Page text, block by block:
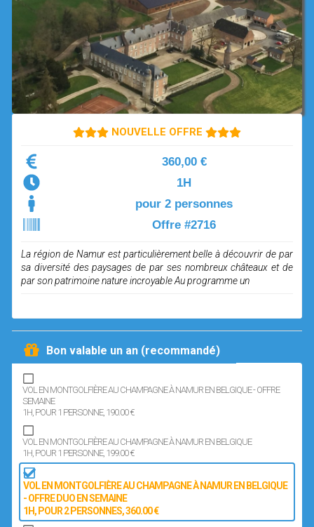
OPEN SUBMENU (SIMULATEUR)
SIMULATEUR
OPEN SUBMENU (DRÔNE)
DRÔNE
NOUVELLE OFFRE
360,00 €
1H
pour 2 personnes
Offre #2716
La région de Namur est particulièrement belle à découvrir de par
sa diversité des paysages de par ses nombreux châteaux et de
par son patrimoine nature incroyable Au programme un
Bon valable un an (recommandé)
VOL EN MONTGOLFIÈRE AU CHAMPAGNE À NAMUR EN BELGIQUE - OFFRE
SEMAINE
1H, POUR 1 PERSONNE, 190.00 €
VOL EN MONTGOLFIÈRE AU CHAMPAGNE À NAMUR EN BELGIQUE
1H, POUR 1 PERSONNE, 199.00 €
VOL EN MONTGOLFIÈRE AU CHAMPAGNE À NAMUR EN BELGIQUE
- OFFRE DUO EN SEMAINE
1H, POUR 2 PERSONNES, 360.00 €